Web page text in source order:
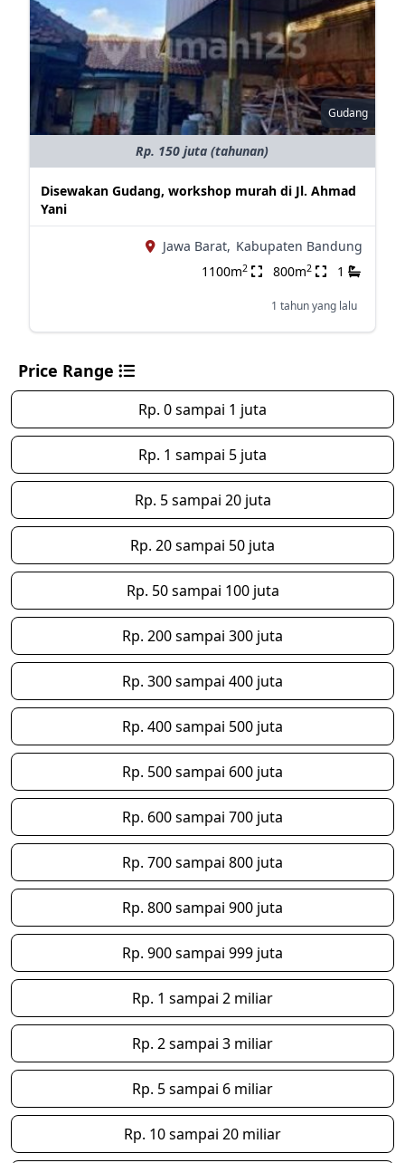
Gudang
Rp. 150 juta (tahunan)
Disewakan Gudang, workshop murah di Jl. Ahmad
Yani
Jawa Barat, Kabupaten Bandung
1100m2 800m2 1
1 tahun yang lalu
Price Range
Rp. 0 sampai 1 juta
Rp. 1 sampai 5 juta
Rp. 5 sampai 20 juta
Rp. 20 sampai 50 juta
Rp. 50 sampai 100 juta
Rp. 200 sampai 300 juta
Rp. 300 sampai 400 juta
Rp. 400 sampai 500 juta
Rp. 500 sampai 600 juta
Rp. 600 sampai 700 juta
Rp. 700 sampai 800 juta
Rp. 800 sampai 900 juta
Rp. 900 sampai 999 juta
Rp. 1 sampai 2 miliar
Rp. 2 sampai 3 miliar
Rp. 5 sampai 6 miliar
Rp. 10 sampai 20 miliar